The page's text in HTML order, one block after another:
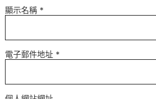
顯示名稱 *
電子郵件地址 *